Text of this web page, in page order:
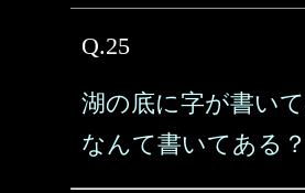
Q.25
湖の底に字が書いて
なんて書いてある？